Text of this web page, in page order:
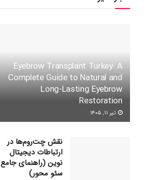
Eyebrow Transplant Turkey: A
Complete Guide to Natural and
Long-Lasting Eyebrow
Restoration
تیر ۱۱, ۱۴۰۵
نقش چت‌روم‌ها در
ارتباطات دیجیتال
نوین (راهنمای جامع
سئو محور)